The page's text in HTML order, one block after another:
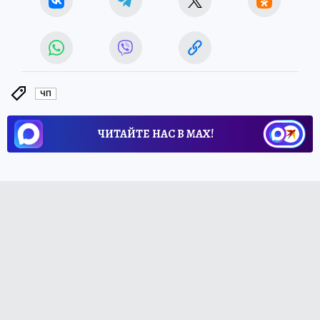
ЧП
ЧИТАЙТЕ НАС В МАХ!